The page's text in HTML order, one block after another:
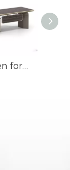
Diseño en forma de L, gerente de oficina, muebles de escritorio, escritorio para CEO, mesa para computadora, escritorio de oficina, estación de trabajo ejecutiva